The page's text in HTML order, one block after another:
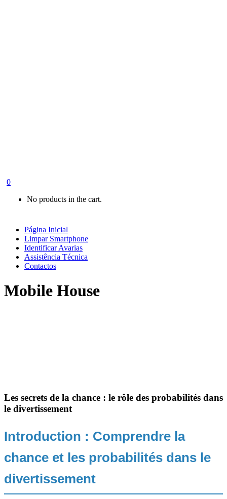
0
No products in the cart.
Página Inicial
Limpar Smartphone
Identificar Avarias
Assistência Técnica
Contactos
Mobile House
Les secrets de la chance : le rôle des probabilités dans
le divertissement
Introduction : Comprendre la
chance et les probabilités dans le
divertissement